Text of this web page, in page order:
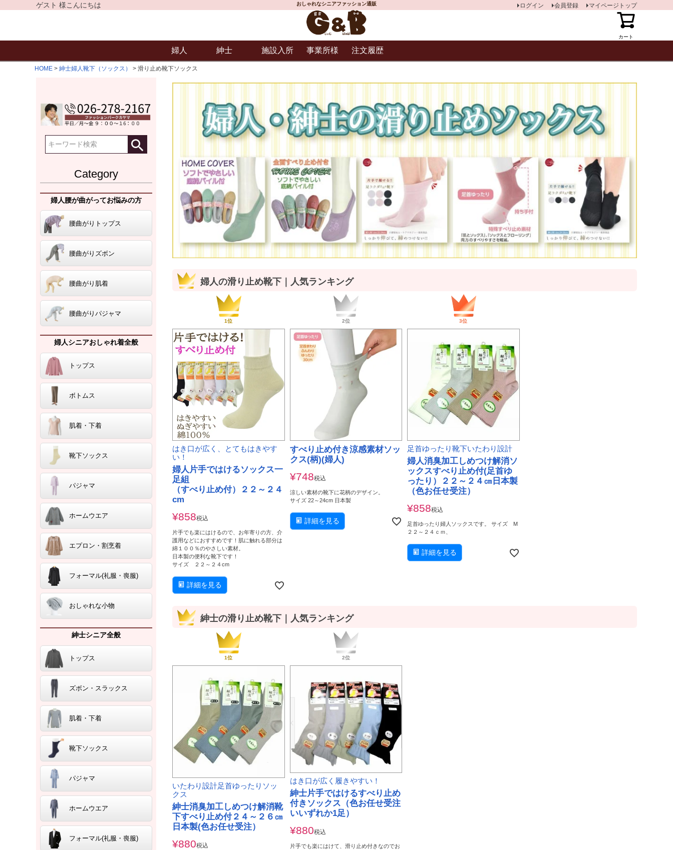
ゲスト 様こんにちは おしゃれなシニアファッション通販
カート
ログイン 会員登録 マイページトップ
婦人 紳士 施設入所 事業所様 注文履歴
HOME 紳士婦人靴下（ソックス） 滑り止め靴下ソックス
Category
婦人腰が曲がってお悩みの方
腰曲がりトップス
腰曲がりズボン
腰曲がり肌着
腰曲がりパジャマ
婦人シニアおしゃれ着全般
トップス
ボトムス
肌着・下着
靴下ソックス
パジャマ
ホームウエア
エプロン・割烹着
フォーマル(礼服・喪服)
おしゃれな小物
紳士シニア全般
トップス
ズボン・スラックス
肌着・下着
靴下ソックス
パジャマ
ホームウエア
フォーマル(礼服・喪服)
婦人の滑り止め靴下｜人気ランキング
はき口が広く、とてもはきやす
い！
婦人片手ではけるソックス一
足組
（すべり止め付）２２～２４
cm
¥858税込
片手でも楽にはけるので、お年寄りの方、介
護用などにおすすめです！肌に触れる部分は
綿１００％のやさしい素材。
日本製の便利な靴下です！
サイズ ２２～２４cm
詳細を見る
すべり止め付き涼感素材ソッ
クス(柄)(婦人)
¥748税込
涼しい素材の靴下に花柄のデザイン。
サイズ 22～24cm 日本製
詳細を見る
足首ゆったり靴下いたわり設計
婦人消臭加工しめつけ解消ソ
ックスすべり止め付(足首ゆ
ったり）２２～２４㎝日本製
（色お任せ受注）
¥858税込
足首ゆったり婦人ソックスです。 サイズ M
２２～２４ｃｍ、
詳細を見る
紳士の滑り止め靴下｜人気ランキング
いたわり設計足首ゆったりソッ
クス
紳士消臭加工しめつけ解消靴
下すべり止め付２４～２６㎝
日本製(色お任せ受注）
¥880税込
はき口が広く履きやすい！
紳士片手ではけるすべり止め
付きソックス（色お任せ受注
いいずれか1足）
¥880税込
片手でも楽にはけて、滑り止め付きなのでお